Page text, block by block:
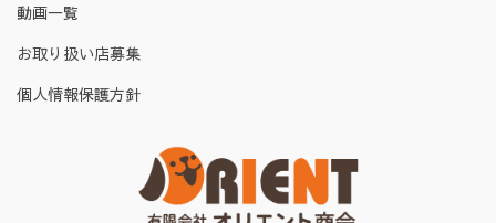
動画一覧
お取り扱い店募集
個人情報保護方針